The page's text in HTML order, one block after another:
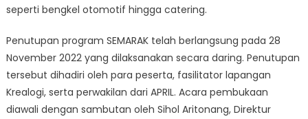
seperti bengkel otomotif hingga catering.
Penutupan program SEMARAK telah berlangsung pada 28
November 2022 yang dilaksanakan secara daring. Penutupan
tersebut dihadiri oleh para peserta, fasilitator lapangan
Krealogi, serta perwakilan dari APRIL. Acara pembukaan
diawali dengan sambutan oleh Sihol Aritonang, Direktur